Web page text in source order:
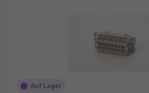
Auf Lager